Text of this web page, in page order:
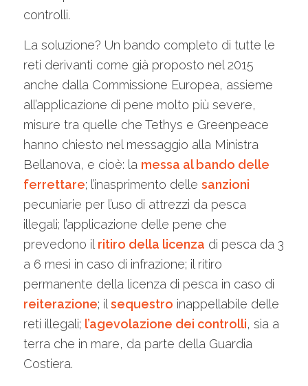
controlli.
La soluzione? Un bando completo di tutte le
reti derivanti come già proposto nel 2015
anche dalla Commissione Europea, assieme
all’applicazione di pene molto più severe,
misure tra quelle che Tethys e Greenpeace
hanno chiesto nel messaggio alla Ministra
Bellanova, e cioè: la messa al bando delle
ferrettare; l’inasprimento delle sanzioni
pecuniarie per l’uso di attrezzi da pesca
illegali; l’applicazione delle pene che
prevedono il ritiro della licenza di pesca da 3
a 6 mesi in caso di infrazione; il ritiro
permanente della licenza di pesca in caso di
reiterazione; il sequestro inappellabile delle
reti illegali; l’agevolazione dei controlli, sia a
terra che in mare, da parte della Guardia
Costiera.